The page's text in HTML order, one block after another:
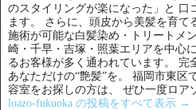
のスタイリングが楽になった」と 口
ます。 さらに、頭皮から美髪を育
施術が可能な白髪染め・トリートメ
崎・千早・吉塚・照葉エリアを中心
るお客様が多く通われています。 完
あなただけの“艶髪”を。 福岡市東区
容室をお探しの方は、 ぜひ一度ロア
loazo-fukuoka の投稿をすべて表示 →